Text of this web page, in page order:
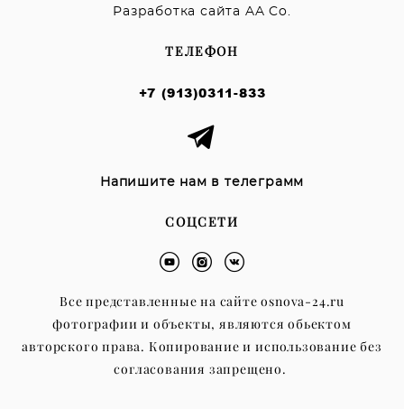
Разработка сайта AA Co.
ТЕЛЕФОН
+7 (913)0311-833
Напишите нам в телеграмм
СОЦСЕТИ
Все представленные на сайте osnova-24.ru
фотографии и объекты, являются обьектом
авторского права. Копирование и использование без
согласования запрещено.